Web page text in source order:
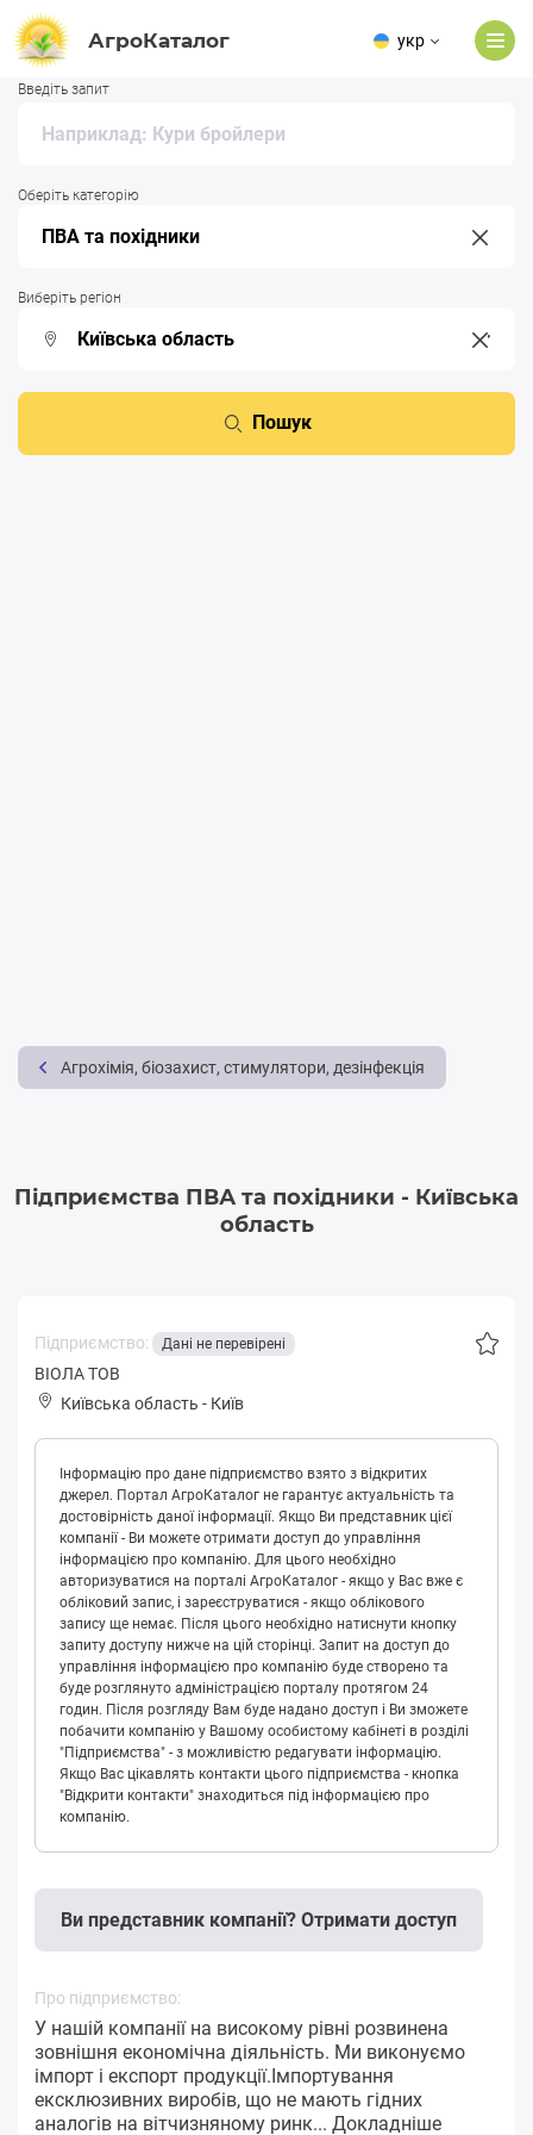
АгроКаталог укр
Введіть запит
Оберіть категорію
Виберіть регіон
Пошук
Агрохімія, біозахист, стимулятори, дезінфекція
Підприємства ПВА та похідники - Київська
область
Підприємство: Дані не перевірені
ВІОЛА ТОВ
Київська область - Київ
Інформацію про дане підприємство взято з відкритих
джерел. Портал АгроКаталог не гарантує актуальність та
достовірність даної інформації. Якщо Ви представник цієї
компанії - Ви можете отримати доступ до управління
інформацією про компанію. Для цього необхідно
авторизуватися на порталі АгроКаталог - якщо у Вас вже є
обліковий запис, і зареєструватися - якщо облікового
запису ще немає. Після цього необхідно натиснути кнопку
запиту доступу нижче на цій сторінці. Запит на доступ до
управління інформацією про компанію буде створено та
буде розглянуто адміністрацією порталу протягом 24
годин. Після розгляду Вам буде надано доступ і Ви зможете
побачити компанію у Вашому особистому кабінеті в розділі
"Підприємства" - з можливістю редагувати інформацію.
Якщо Вас цікавлять контакти цього підприємства - кнопка
"Відкрити контакти" знаходиться під інформацією про
компанію.
Ви представник компанії? Отримати доступ
Про підприємство:
У нашій компанії на високому рівні розвинена
зовнішня економічна діяльність. Ми виконуємо
імпорт і експорт продукції.Імпортування
ексклюзивних виробів, що не мають гідних
аналогів на вітчизняному ринк... Докладніше